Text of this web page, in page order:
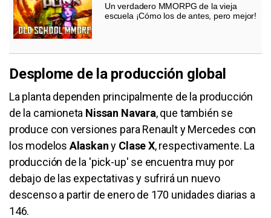
Un verdadero MMORPG de la vieja
escuela ¡Cómo los de antes, pero mejor!
Desplome de la producción global
La planta dependen principalmente de la producción
de la camioneta Nissan Navara, que también se
produce con versiones para Renault y Mercedes con
los modelos Alaskany Clase X, respectivamente. La
producción de la 'pick-up' se encuentra muy por
debajo de las expectativas y sufrirá un nuevo
descenso a partir de enero de 170 unidades diarias a
146.